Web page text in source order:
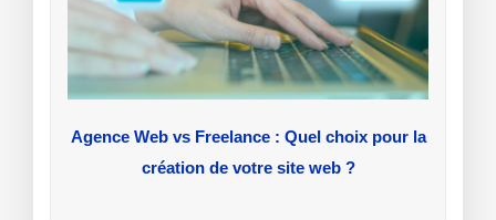
Agence Web vs Freelance : Quel choix pour la
création de votre site web ?